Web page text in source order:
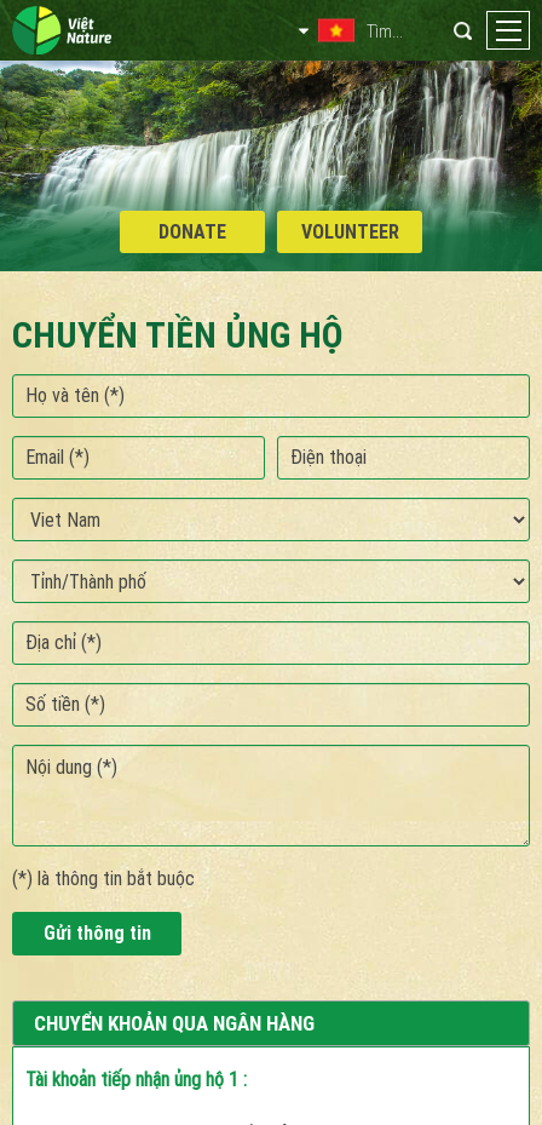
DONATE VOLUNTEER
CHUYỂN TIỀN ỦNG HỘ
(*) là thông tin bắt buộc
Gửi thông tin
CHUYỂN KHOẢN QUA NGÂN HÀNG
Tài khoản tiếp nhận ủng hộ 1 :